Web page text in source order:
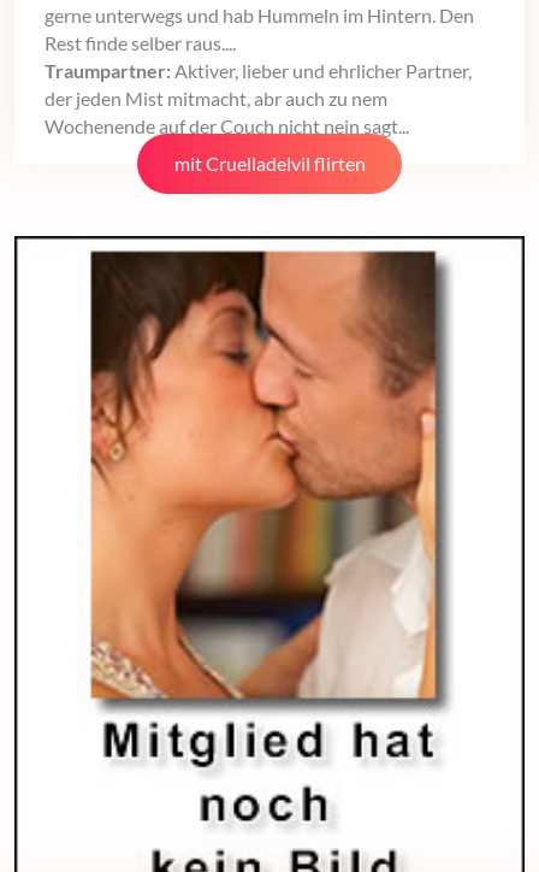
gerne unterwegs und hab Hummeln im Hintern. Den
Rest finde selber raus....
Traumpartner: Aktiver, lieber und ehrlicher Partner,
der jeden Mist mitmacht, abr auch zu nem
Wochenende auf der Couch nicht nein sagt...
mit Cruelladelvil flirten